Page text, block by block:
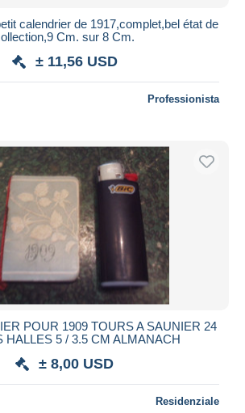
calendrier de 1917,complet,bel état de
Cm. sur 8 Cm.
± 11,56 USD
Professionista
POUR 1909 TOURS A SAUNIER 24
HALLES 5 / 3.5 CM ALMANACH
± 8,00 USD
Residenziale